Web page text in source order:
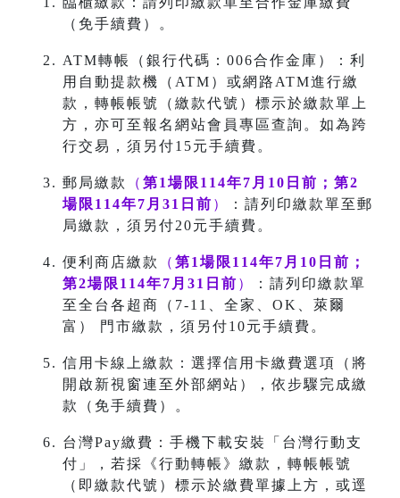
（免手續費）。
ATM轉帳（銀行代碼：006合作金庫）：利
用自動提款機（ATM）或網路ATM進行繳
款，轉帳帳號（繳款代號）標示於繳款單上
方，亦可至報名網站會員專區查詢。如為跨
行交易，須另付15元手續費。
郵局繳款 （ 第1場限114年7月10日前；第2
場限114年7月31日前 ）
：請列印繳款單至郵
局繳款，須另付20元手續費。
便利商店繳款 （ 第1場限114年7月10日前；
第2場限114年7月31日前 ）
：請列印繳款單
至全台各超商（7-11、全家、OK、萊爾
富） 門市繳款，須另付10元手續費。
信用卡線上繳款：選擇信用卡繳費選項（將
開啟新視窗連至外部網站），依步驟完成繳
款（免手續費）。
台灣Pay繳費：手機下載安裝「台灣行動支
付」，若採《行動轉帳》繳款，轉帳帳號
（即繳款代號）標示於繳費單據上方，或逕